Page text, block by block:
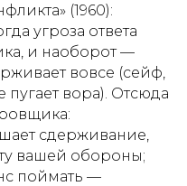
(1960):
угроза ответа
и наоборот —
вовсе (сейф,
пугает вора). Отсюда
сдерживание,
вашей обороны;
поймать —